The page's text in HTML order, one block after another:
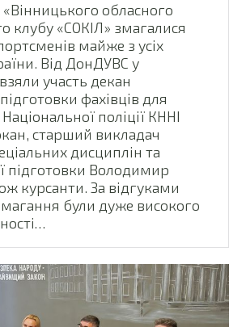
«Вінницького обласного
клубу «СОКІЛ» змагалися
майже з усіх
Від ДонДУВС у
участь декан
фахівців для
поліції КННІ
старший викладач
дисциплін та
підготовки Володимир
курсанти. За відгуками
були дуже високого